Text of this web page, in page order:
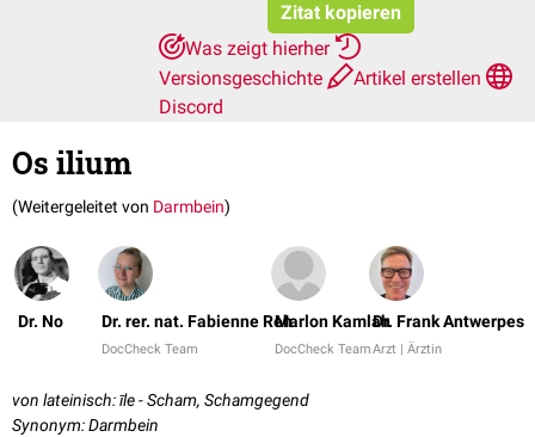
Zitat kopieren
Was zeigt hierher
Versionsgeschichte
Artikel erstellen
Discord
Os ilium
(Weitergeleitet von Darmbein)
Dr. No Dr. rer. nat. Fabienne Reh
DocCheck Team
Marlon Kamlah
DocCheck Team
Dr. Frank Antwerpes
Arzt | Ärztin
von lateinisch: īle - Scham, Schamgegend
Synonym: Darmbein